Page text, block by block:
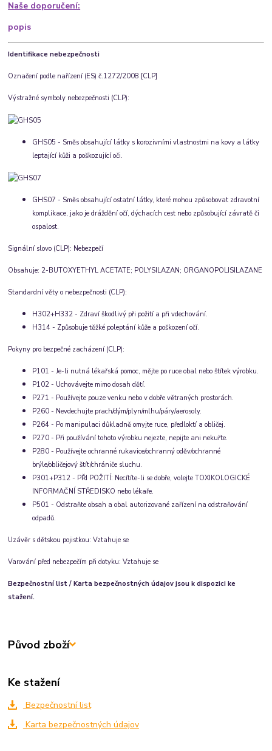
Naše doporučení:
popis
Identifikace nebezpečnosti
Označení podle nařízení (ES) č.1272/2008 [CLP]
Výstražné symboly nebezpečnosti (CLP):
GHS05 - Směs obsahující látky s korozivními vlastnostmi na kovy a látky
leptající kůži a poškozující oči.
GHS07 - Směs obsahující ostatní látky, které mohou způsobovat zdravotní
komplikace, jako je dráždění očí, dýchacích cest nebo způsobující závratě či
ospalost.
Signální slovo (CLP): Nebezpečí
Obsahuje: 2-BUTOXYETHYL ACETATE; POLYSILAZAN; ORGANOPOLISILAZANE
Standardní věty o nebezpečnosti (CLP):
H302+H332 - Zdraví škodlivý při požití a při vdechování.
H314 - Způsobuje těžké poleptání kůže a poškození očí.
Pokyny pro bezpečné zacházení (CLP):
P101 - Je-li nutná lékařská pomoc, mějte po ruce obal nebo štítek výrobku.
P102 - Uchovávejte mimo dosah dětí.
P271 - Používejte pouze venku nebo v dobře větraných prostorách.
P260 - Nevdechujte prach/dým/plyn/mlhu/páry/aerosoly.
P264 - Po manipulaci důkladně omyjte ruce, předloktí a obličej.
P270 - Při používání tohoto výrobku nejezte, nepijte ani nekuřte.
P280 - Používejte ochranné rukavice/ochranný oděv/ochranné
brýle/obličejový štít/chrániče sluchu.
P301+P312 - PŘI POŽITÍ: Necítíte-li se dobře, volejte TOXIKOLOGICKÉ
INFORMAČNÍ STŘEDISKO nebo lékaře.
P501 - Odstraňte obsah a obal autorizované zařízení na odstraňování
odpadů.
Uzávěr s dětskou pojistkou:Vztahuje se
Varování před nebezpečím při dotyku:Vztahuje se
Bezpečnostní list / Karta bezpečnostných údajov jsou k dispozici ke
stažení.
Původ zboží
Ke stažení
Bezpečnostní list
Karta bezpečnostných údajov